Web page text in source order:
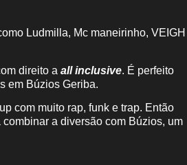
Ludmilla, Mc maneirinho,
direito a all inclusive. É perfeito
em Búzios Geriba.
com muito rap, funk e trap. Então
a diversão com Búzios, um